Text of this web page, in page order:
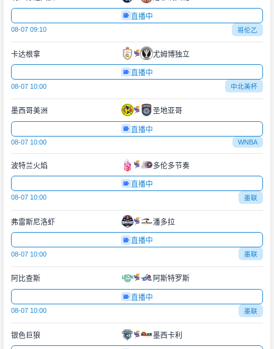
直播中
08-07 09:10 哥伦乙
卡达根拿 尤姆博独立
直播中
08-07 10:00 中北美杯
墨西哥美洲 圣地亚哥
直播中
08-07 10:00 WNBA
波特兰火焰 多伦多节奏
直播中
08-07 10:00 墨联
弗雷斯尼洛虾 潘多拉
直播中
08-07 10:00 墨联
阿比查斯 阿斯特罗斯
直播中
08-07 10:00 墨联
银色巨狼 墨西卡利